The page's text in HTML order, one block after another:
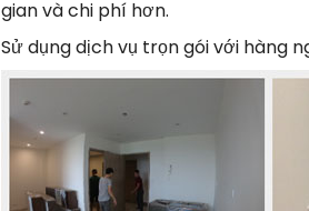
gian và chi phí hơn.
Sử dụng dịch vụ trọn gói với hàng